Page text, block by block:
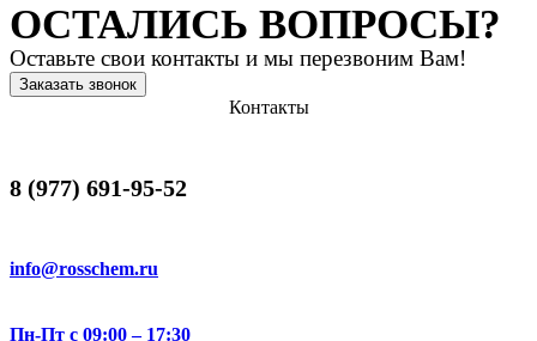
ОСТАЛИСЬ ВОПРОСЫ?
Оставьте свои контакты и мы перезвоним Вам!
Заказать звонок
Контакты
8 (977) 691-95-52
info@rosschem.ru
Пн-Пт с 09:00 – 17:30